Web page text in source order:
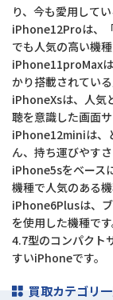
り、今も愛用して
iPhone12Proは、
でも人気の高い機種
iPhone11proMax
かり搭載されてい
iPhoneXsは、人気
聴を意識した画面サ
iPhone12miniは、
ん、持ち運びやすさ
iPhone5sをベース
機種で人気のある
iPhone6Plusは、
を使用した機種です
4.7型のコンパクト
すいiPhoneです。
買取カテゴリ